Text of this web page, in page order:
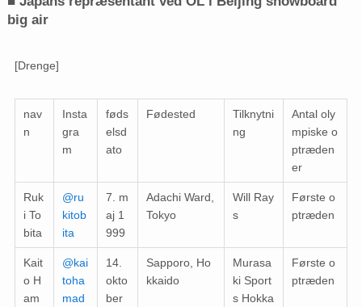
big air
[Drenge]
nav
n
Insta
gra
m
føds
elsd
ato
Fødested
Tilknytni
ng
Antal oly
mpiske o
ptræden
er
Ruk
i To
bita
@ru
kitob
ita
7. m
aj 1
999
Adachi Ward,
Tokyo
Will Ray
s
Første o
ptræden
Kait
o H
am
@kai
toha
mad
14.
okto
ber
Sapporo, Ho
kkaido
Murasa
ki Sport
s Hokka
Første o
ptræden